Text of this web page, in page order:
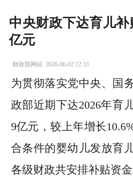
中央财政下达育儿补
亿元
财政部网站 2026-06-02 12:33
为贯彻落实党中央、国
政部近期下达2026年育
9亿元，较上年增长
合条件的婴幼儿发放育
各级财政共安排补贴资金